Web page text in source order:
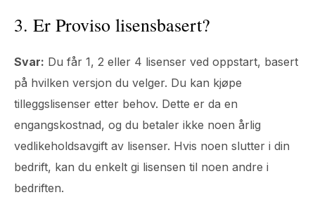
3. Er Proviso lisensbasert?
Svar: Du får 1, 2 eller 4 lisenser ved oppstart, basert
på hvilken versjon du velger. Du kan kjøpe
tilleggslisenser etter behov. Dette er da en
engangskostnad, og du betaler ikke noen årlig
vedlikeholdsavgift av lisenser. Hvis noen slutter i din
bedrift, kan du enkelt gi lisensen til noen andre i
bedriften.